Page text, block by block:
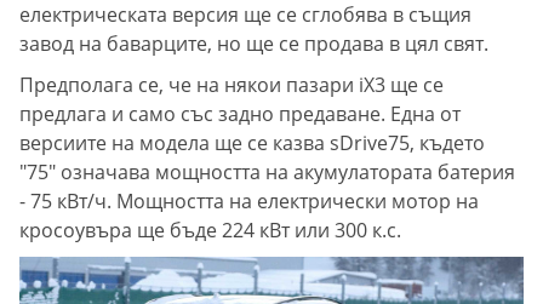
електрическата версия ще се сглобява в същия
завод на баварците, но ще се продава в цял свят.
Предполага се, че на някои пазари iX3 ще се
предлага и само със задно предаване. Една от
версиите на модела ще се казва sDrive75, където
"75" означава мощността на акумулатората батерия
- 75 кВт/ч. Мощността на електрически мотор на
кросоувъра ще бъде 224 кВт или 300 к.с.